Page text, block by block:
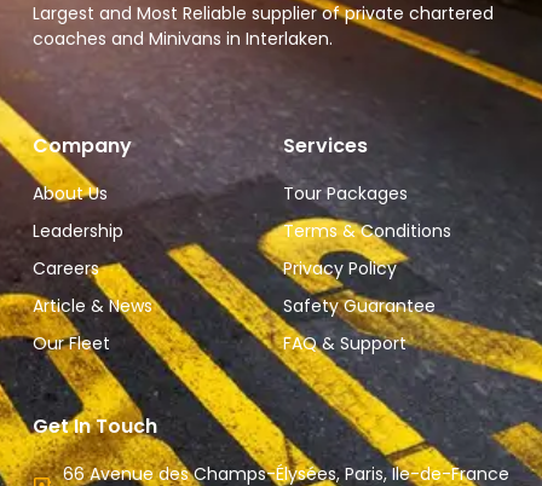
Largest and Most Reliable supplier of private chartered
coaches and Minivans in Interlaken.
Company
About Us
Leadership
Careers
Article & News
Our Fleet
Services
Tour Packages
Terms & Conditions
Privacy Policy
Safety Guarantee
FAQ & Support
Get In Touch
66 Avenue des Champs-Élysées, Paris, Ile-de-France